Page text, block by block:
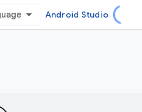
Android Studio